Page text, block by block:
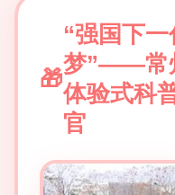
“强国下
梦”——常
体验式科
官